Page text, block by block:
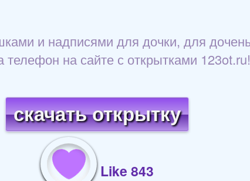
и надписями для дочки, для
телефон на сайте с открытками 123ot.ru!
скачать открытку
Like 843